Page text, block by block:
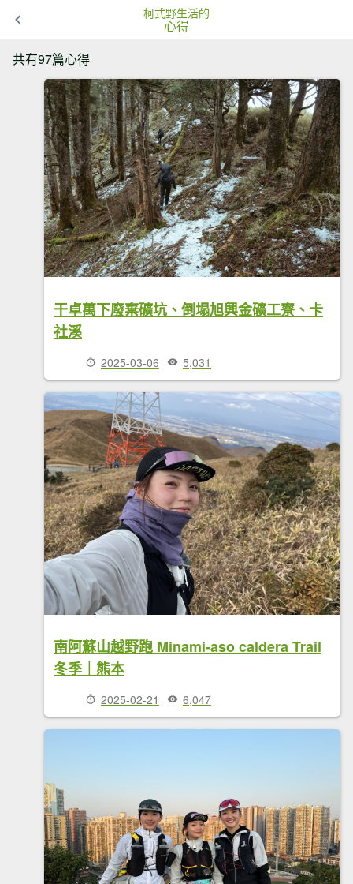
柯式野生活的
心得
共有97篇心得
干卓萬下廢棄礦坑、倒塌旭興金礦工寮、卡
社溪
2025-03-06 5,031
南阿蘇山越野跑 Minami-aso caldera Trail
冬季｜熊本
2025-02-21 6,047